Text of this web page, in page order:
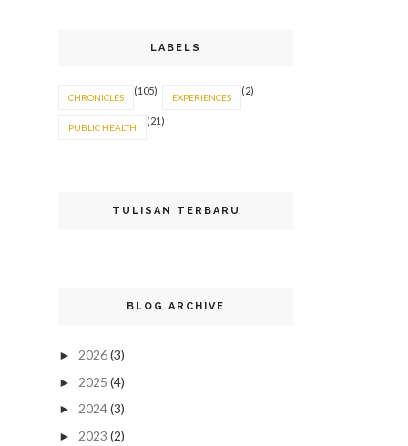
LABELS
CHRONICLES
(105)
EXPERIENCES
(2)
PUBLIC HEALTH
(21)
TULISAN TERBARU
BLOG ARCHIVE
► 2026(3)
► 2025 (4)
► 2024(3)
► 2023 (2)